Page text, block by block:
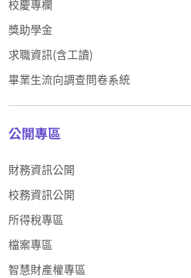
校慶專欄
獎助學金
求職資訊(含工讀)
畢業生流向調查問卷系統
公開專區
財務資訊公開
校務資訊公開
所得稅專區
檔案專區
智慧財產權專區